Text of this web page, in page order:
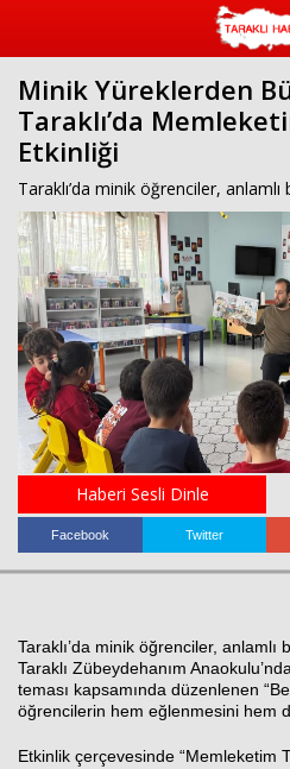
Minik Yüreklerden
Taraklı’da
Etkinliği
Taraklı’da minik öğrenciler,
Haberi Sesli Dinle
Facebook Twitter
Taraklı’da minik öğrenciler, anlamlı
Taraklı Zübeydehanım
teması kapsamında düzenlenen
öğrencilerin hem eğlenmesini hem
Etkinlik çerçevesinde “Memleketim